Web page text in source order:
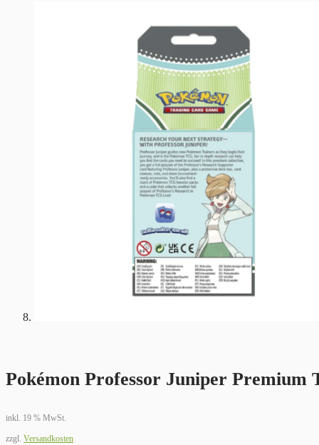
Pokémon Professor Juniper Premium
inkl. 19 % MwSt.
zzgl. Versandkosten